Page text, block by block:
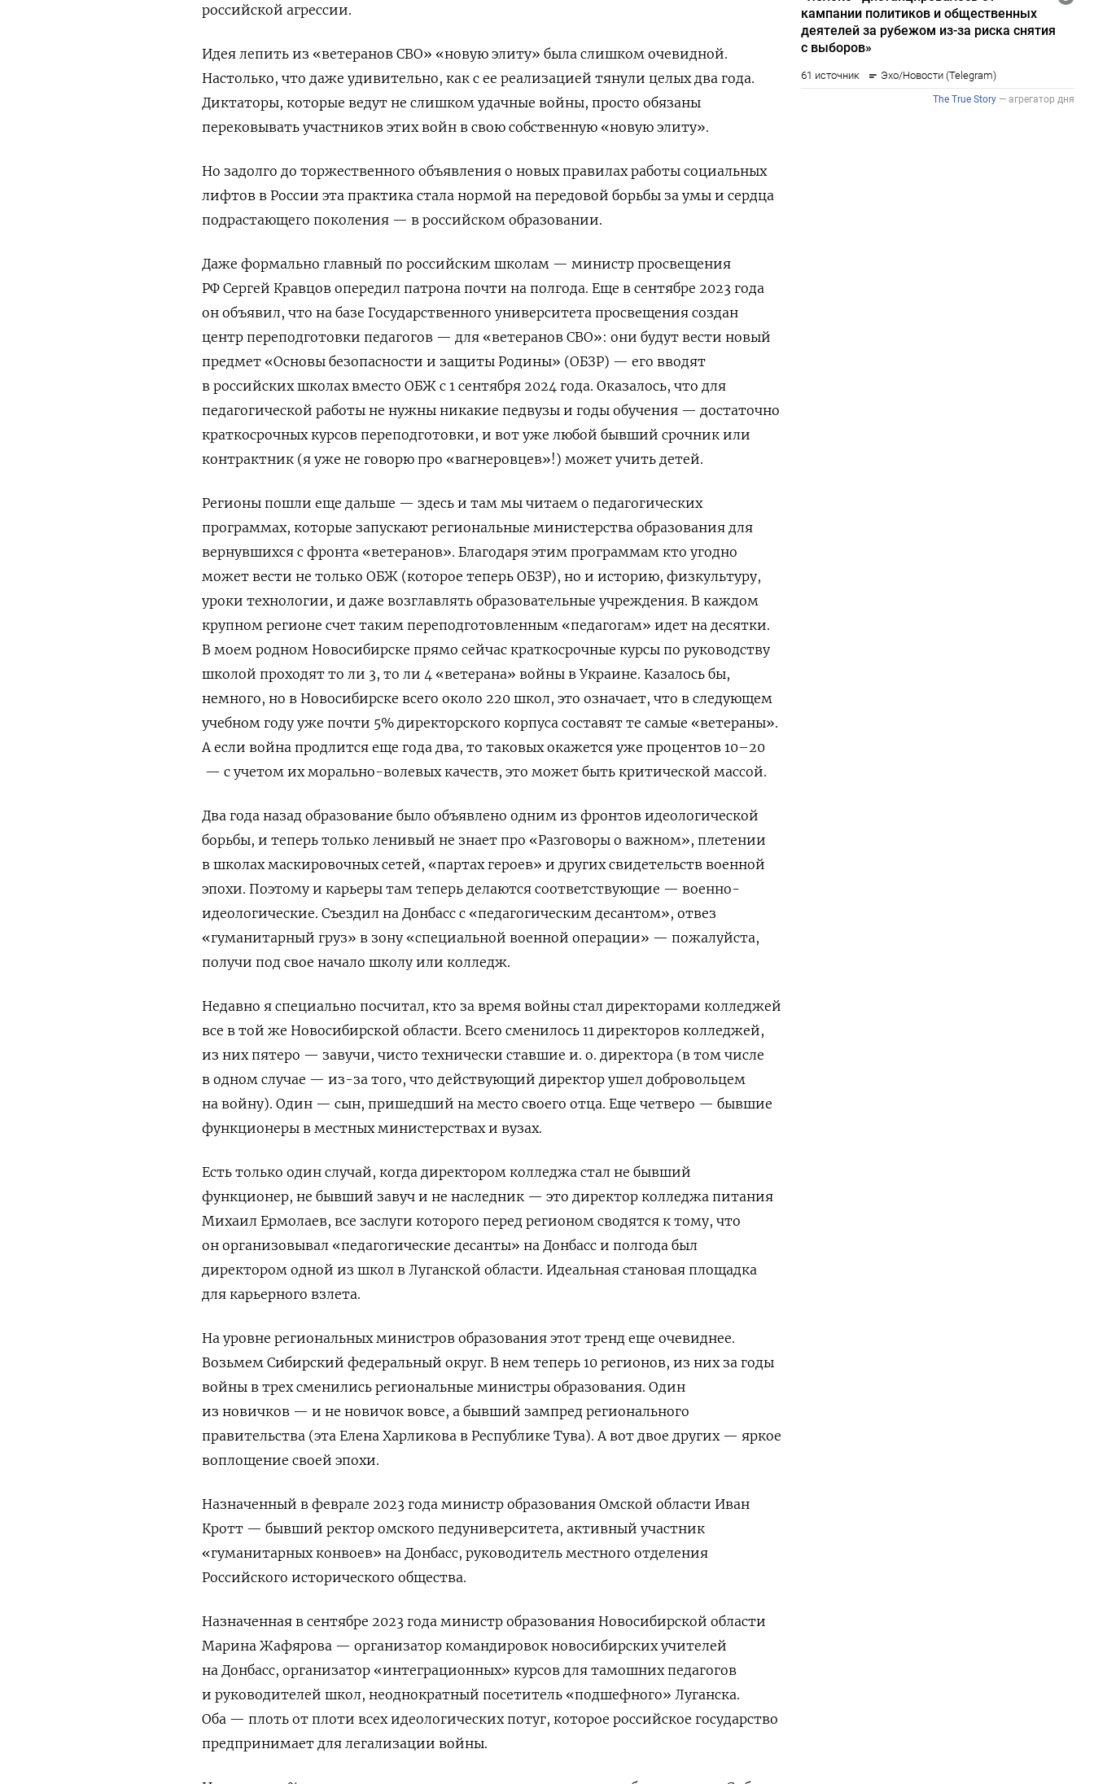
российской агрессии.
Идея лепить из «ветеранов СВО» «новую элиту» была слишком очевидной.
Настолько, что даже удивительно, как с ее реализацией тянули целых два года.
Диктаторы, которые ведут не слишком удачные войны, просто обязаны
перековывать участников этих войн в свою собственную «новую элиту».
Но задолго до торжественного объявления о новых правилах работы социальных
лифтов в России эта практика стала нормой на передовой борьбы за умы и сердца
подрастающего поколения — в российском образовании.
Даже формально главный по российским школам — министр просвещения
РФ Сергей Кравцов опередил патрона почти на полгода. Еще в сентябре 2023 года
он объявил, что на базе Государственного университета просвещения создан
центр переподготовки педагогов — для «ветеранов СВО»: они будут вести новый
предмет «Основы безопасности и защиты Родины» (ОБЗР) — его вводят
в российских школах вместо ОБЖ с 1 сентября 2024 года. Оказалось, что для
педагогической работы не нужны никакие педвузы и годы обучения — достаточно
краткосрочных курсов переподготовки, и вот уже любой бывший срочник или
контрактник (я уже не говорю про «вагнеровцев»!) может учить детей.
Регионы пошли еще дальше — здесь и там мы читаем о педагогических
программах, которые запускают региональные министерства образования для
вернувшихся с фронта «ветеранов». Благодаря этим программам кто угодно
может вести не только ОБЖ (которое теперь ОБЗР), но и историю, физкультуру,
уроки технологии, и даже возглавлять образовательные учреждения. В каждом
крупном регионе счет таким переподготовленным «педагогам» идет на десятки.
В моем родном Новосибирске прямо сейчас краткосрочные курсы по руководству
школой проходят то ли 3, то ли 4 «ветерана» войны в Украине. Казалось бы,
немного, но в Новосибирске всего около 220 школ, это означает, что в следующем
учебном году уже почти 5% директорского корпуса составят те самые «ветераны».
А если война продлится еще года два, то таковых окажется уже процентов 10–20
— с учетом их морально-волевых качеств, это может быть критической массой.
Два года назад образование было объявлено одним из фронтов идеологической
борьбы, и теперь только ленивый не знает про «Разговоры о важном», плетении
в школах маскировочных сетей, «партах героев» и других свидетельств военной
эпохи. Поэтому и карьеры там теперь делаются соответствующие — военно-
идеологические. Съездил на Донбасс с «педагогическим десантом», отвез
«гуманитарный груз» в зону «специальной военной операции» — пожалуйста,
получи под свое начало школу или колледж.
Недавно я специально посчитал, кто за время войны стал директорами колледжей
все в той же Новосибирской области. Всего сменилось 11 директоров колледжей,
из них пятеро — завучи, чисто технически ставшие и. о. директора (в том числе
в одном случае — из-за того, что действующий директор ушел добровольцем
на войну). Один — сын, пришедший на место своего отца. Еще четверо — бывшие
функционеры в местных министерствах и вузах.
Есть только один случай, когда директором колледжа стал не бывший
функционер, не бывший завуч и не наследник — это директор колледжа питания
Михаил Ермолаев, все заслуги которого перед регионом сводятся к тому, что
он организовывал «педагогические десанты» на Донбасс и полгода был
директором одной из школ в Луганской области. Идеальная становая площадка
для карьерного взлета.
На уровне региональных министров образования этот тренд еще очевиднее.
Возьмем Сибирский федеральный округ. В нем теперь 10 регионов, из них за годы
войны в трех сменились региональные министры образования. Один
из новичков — и не новичок вовсе, а бывший зампред регионального
правительства (эта Елена Харликова в Республике Тува). А вот двое других — яркое
воплощение своей эпохи.
Назначенный в феврале 2023 года министр образования Омской области Иван
Кротт — бывший ректор омского педуниверситета, активный участник
«гуманитарных конвоев» на Донбасс, руководитель местного отделения
Российского исторического общества.
Назначенная в сентябре 2023 года министр образования Новосибирской области
Марина Жафярова — организатор командировок новосибирских учителей
на Донбасс, организатор «интеграционных» курсов для тамошних педагогов
и руководителей школ, неоднократный посетитель «подшефного» Луганска.
Оба — плоть от плоти всех идеологических потуг, которое российское государство
предпринимает для легализации войны.